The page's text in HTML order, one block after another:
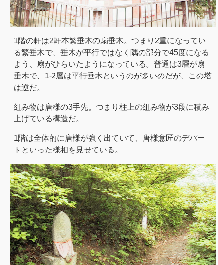
1階の軒は2軒本繁垂木の扇垂木。つまり2重になってい
る繁垂木で、垂木が平行ではなく隅の部分で45度になる
よう、扇がひらいたようになっている。普通は3層が扇
垂木で、1-2層は平行垂木というのが多いのだが、この塔
は逆だ。
組み物は唐様の3手先。つまり柱上の組み物が3段に積み
上げている構造だ。
1階は全体的に唐様が強く出ていて、唐様意匠のデパー
トといった様相を見せている。